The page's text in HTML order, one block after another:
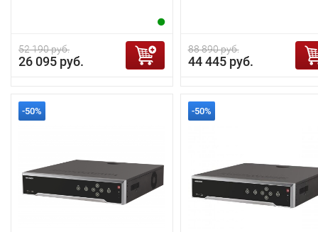
52 190 руб.
26 095 руб.
88 890 руб.
44 445 руб.
-50% -50%